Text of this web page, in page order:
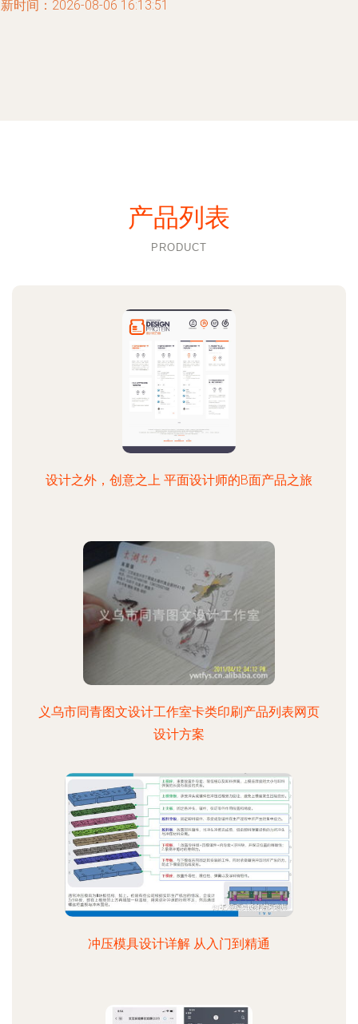
时间：2026-08-06 16:13:51
产品列表
PRODUCT
设计之外，创意之上 平面设计师的B面产品之旅
义乌市同青图文设计工作室卡类印刷产品列表网页
设计方案
冲压模具设计详解 从入门到精通